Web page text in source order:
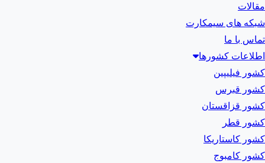
مقالات
شبکه های سیمکارت
تماس با ما
اطلاعات کشورها
کشور فیلیپین
کشور قبرس
کشور قزاقستان
کشور قطر
کشور کاستاریکا
کشور کامبوج